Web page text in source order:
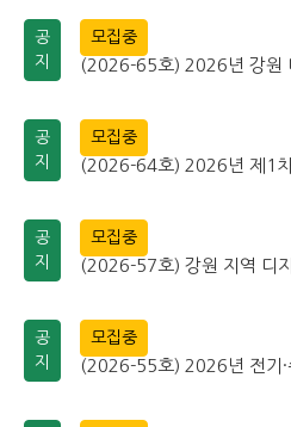
공
지
모집중
(2026-65호) 2026년 강원
공
지
모집중
(2026-64호) 2026년 제1차
공
지
모집중
(2026-57호) 강원 지역 디
공
지
모집중
(2026-55호) 2026년 전기·